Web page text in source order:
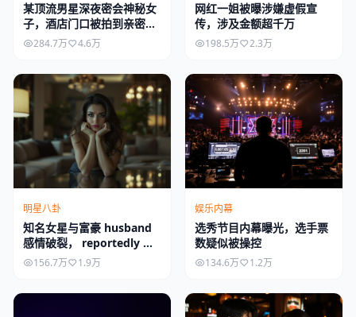
某顶流男星深夜密会神秘女
子，酒店门口被拍到亲密举
动284.7万 4.6万
网红一姐被曝涉嫌虚假宣
传，涉及金额超千万
198.5万 2.3万
明星八卦
知名女星与富豪 husband
感情破裂， reportedly 已
分居半年
156.7万 1.9万
娱乐内幕
选秀节目内幕曝光，选手票
数疑似被操控
134.6万 1.2万